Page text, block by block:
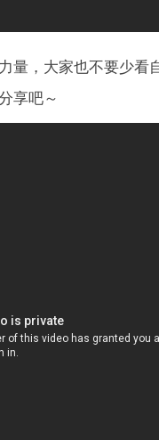
量，大家也不要少看
享吧～